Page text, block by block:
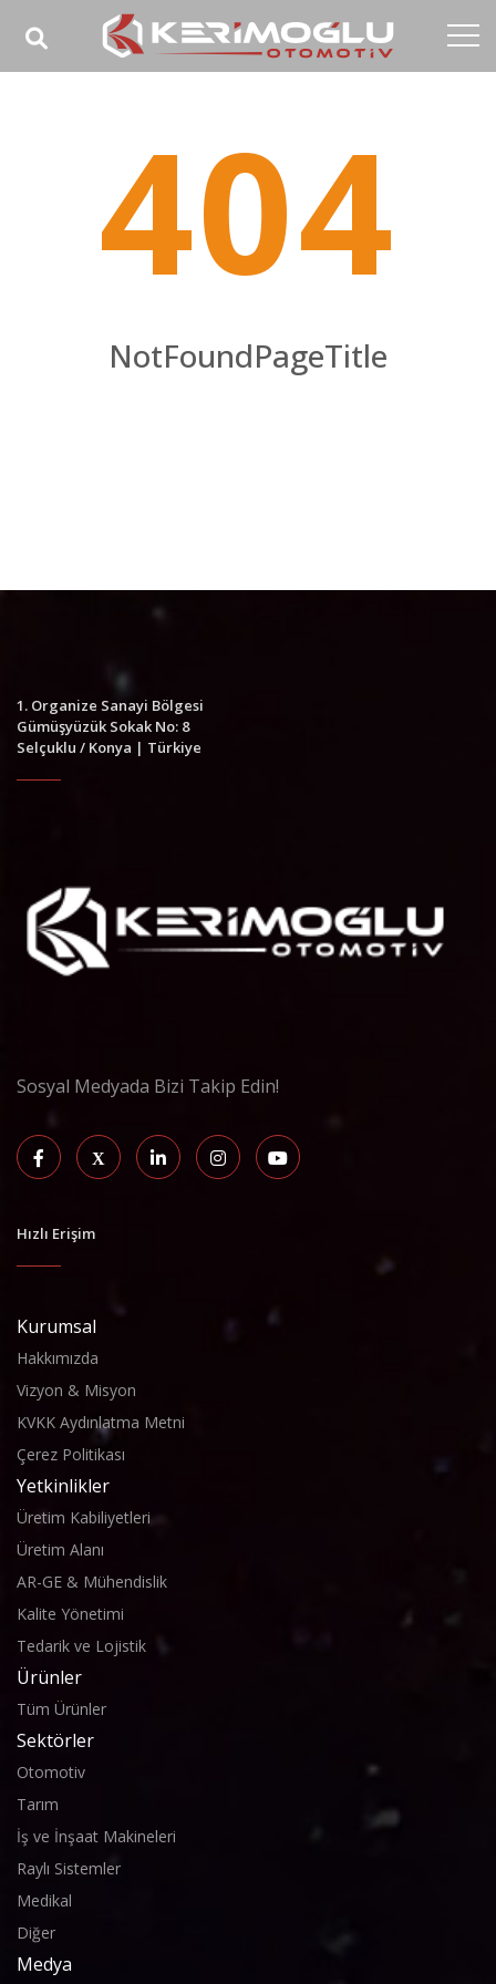
Referanslar
404
NotFoundPageTitle
1. Organize Sanayi Bölgesi
Gümüşyüzük Sokak No: 8
Selçuklu / Konya | Türkiye
Sosyal Medyada Bizi Takip Edin!
Hızlı Erişim
Kurumsal
Hakkımızda
Vizyon & Misyon
KVKK Aydınlatma Metni
Çerez Politikası
Yetkinlikler
Üretim Kabiliyetleri
Üretim Alanı
AR-GE & Mühendislik
Kalite Yönetimi
Tedarik ve Lojistik
Ürünler
Tüm Ürünler
Sektörler
Otomotiv
Tarım
İş ve İnşaat Makineleri
Raylı Sistemler
Medikal
Diğer
Medya